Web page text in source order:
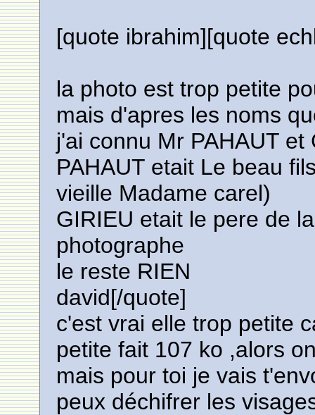
[quote ibrahim][quote
la photo est trop petite
mais d'apres les noms
j'ai connu Mr PAHAUT et
PAHAUT etait Le beau
vieille Madame carel)
GIRIEU etait le pere de
photographe
le reste RIEN
david[/quote]
c'est vrai elle trop petite
petite fait 107 ko ,alors
mais pour toi je vais
peux déchifrer les